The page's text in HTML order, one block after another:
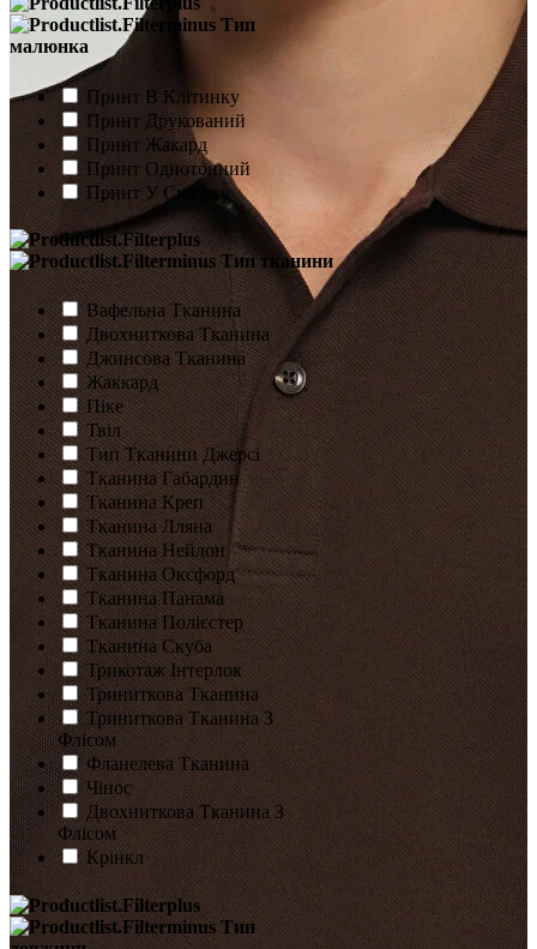
Тип
малюнка
Принт В Клітинку
Принт Друкований
Принт Жакард
Принт Однотонний
Принт У Смужку
Тип тканини
Вафельна Тканина
Двохниткова Тканина
Джинсова Тканина
Жаккард
Піке
Твіл
Тип Тканини Джерсі
Тканина Габардин
Тканина Креп
Тканина Лляна
Тканина Нейлон
Тканина Оксфорд
Тканина Панама
Тканина Полієстер
Тканина Скуба
Трикотаж Інтерлок
Триниткова Тканина
Триниткова Тканина З
Флісом
Фланелева Тканина
Чінос
Двохниткова Тканина З
Флісом
Крінкл
Тип